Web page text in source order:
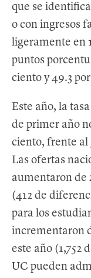
que se
o con ingresos
ligeramente en
puntos
ciento y 49.3
Este año, la
de primer año
ciento, frente al
Las ofertas
aumentaron de
(412 de
para los
incrementaron
este año (1,752
UC pueden